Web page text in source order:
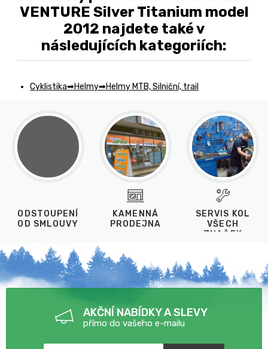
VENTURE Silver Titanium model
2012 najdete také v
následujících kategoriích:
Cyklistika Helmy Helmy MTB, Silniční, trail
ODSTOUPENÍ
OD SMLOUVY
KAMENNÁ
PRODEJNA
SERVIS KOL
VŠECH
ZNAČEK
AKČNÍ NABÍDKY A SLEVY
přímo do vašeho e-mailu